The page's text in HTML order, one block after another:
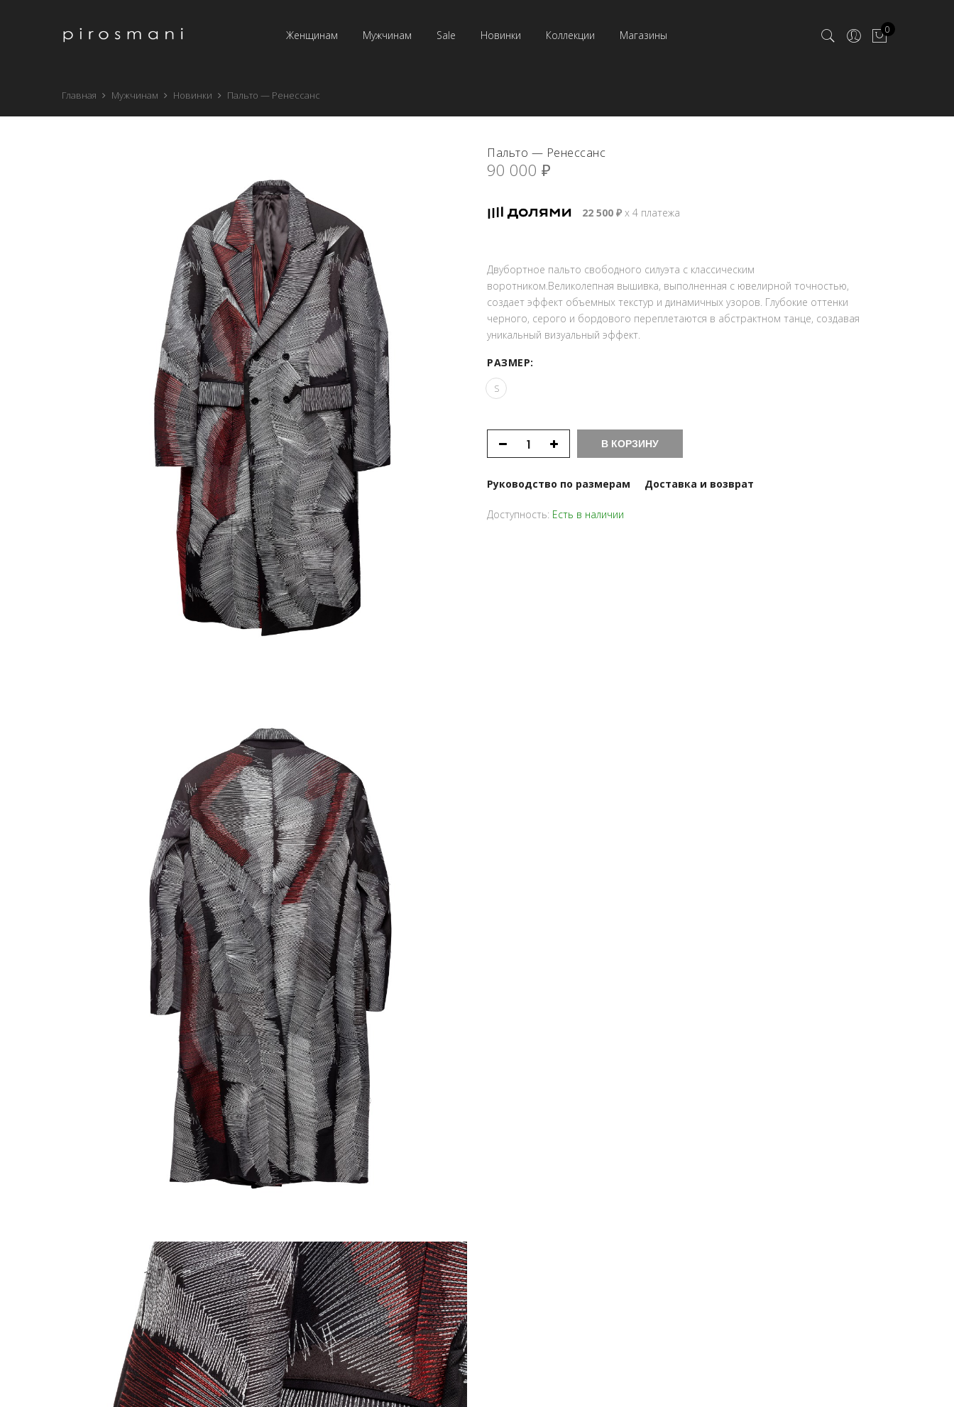
Женщинам Мужчинам Sale Новинки Коллекции Магазины 0
Главная Мужчинам Новинки Пальто — Ренессанс
Пальто — Ренессанс
90 000 ₽
22 500 ₽ х 4 платежа
Двубортное пальто свободного силуэта с классическим
воротником.Великолепная вышивка, выполненная с ювелирной точностью,
создает эффект объемных текстур и динамичных узоров. Глубокие оттенки
черного, серого и бордового переплетаются в абстрактном танце, создавая
уникальный визуальный эффект.
РАЗМЕР:
S
В КОРЗИНУ
Руководство по размерам Доставка и возврат
Доступность: Есть в наличии